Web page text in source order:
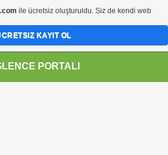
PORTALI
ile ücretsiz oluşturuldu. Siz de kendi web
KAYIT OL